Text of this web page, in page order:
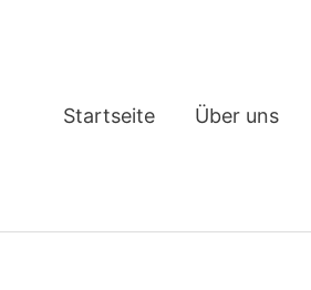
Startseite Über uns